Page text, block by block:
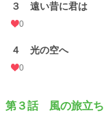
累計ポイント
３ 遠い昔に君は
0
４ 光の空へ
0
第３話 風の旅立ち